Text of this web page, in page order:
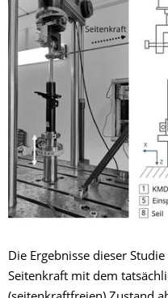
Die Ergebnisse dieser
Seitenkraft mit dem